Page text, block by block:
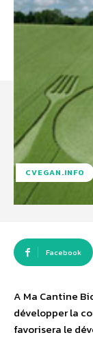
CVEGAN.INFO
Facebook
A Ma Cantine
développer la
favorisera le